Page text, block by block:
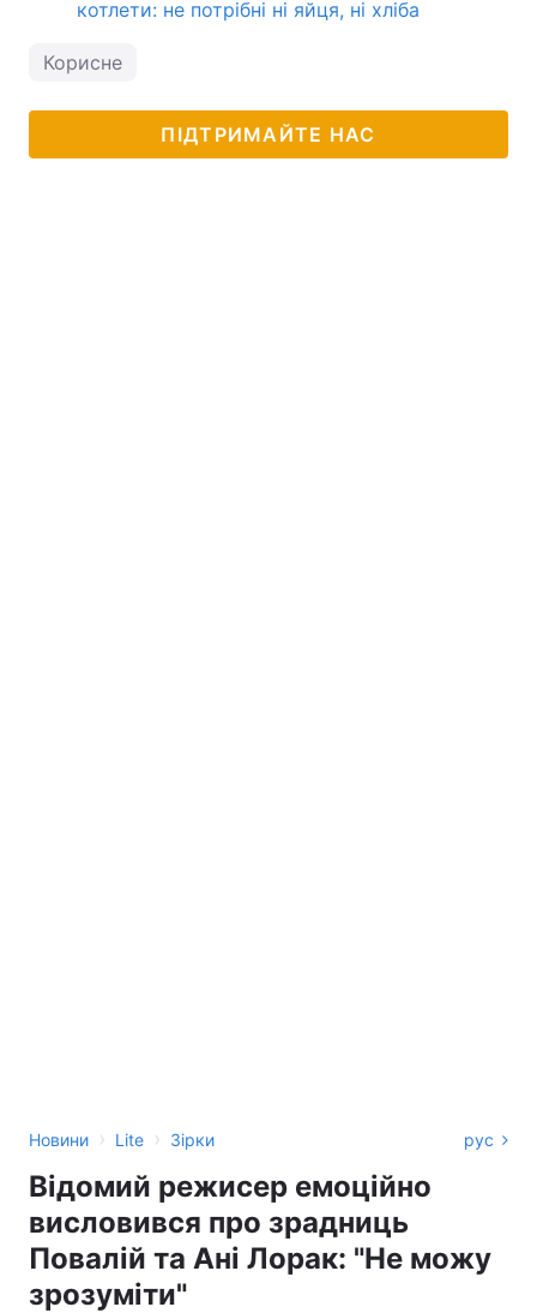
котлети: не потрібні ні яйця, ні хліба
Корисне
ПІДТРИМАЙТЕ НАС
Новини › Lite › Зірки рус
Відомий режисер емоційно
висловився про зрадниць
Повалій та Ані Лорак: "Не можу
зрозуміти"